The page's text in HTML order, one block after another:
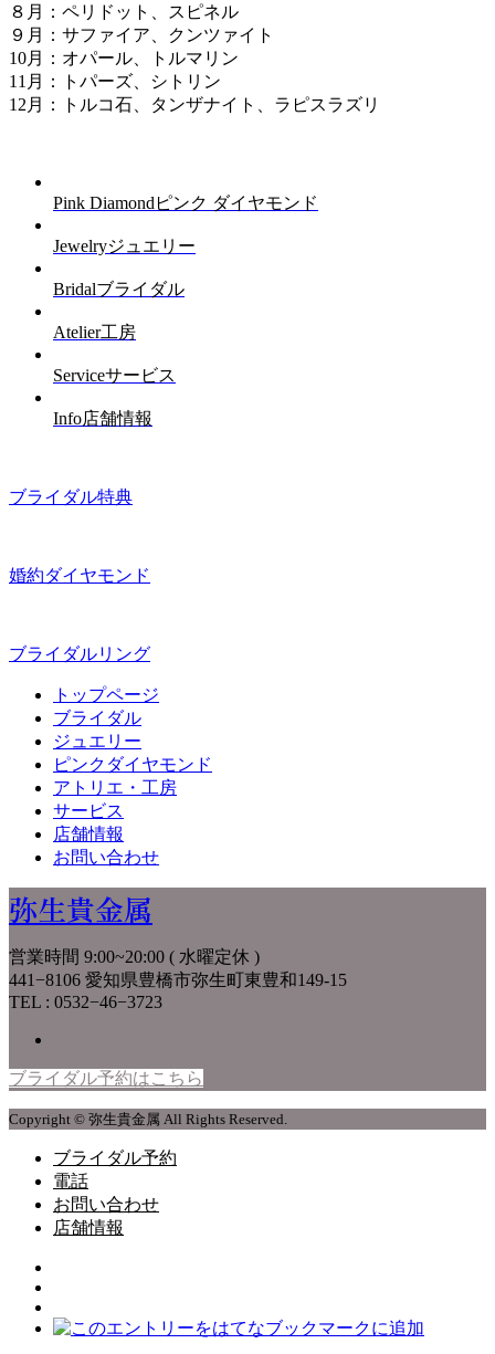
８月：ペリドット、スピネル
９月：サファイア、クンツァイト
10月：オパール、トルマリン
11月：トパーズ、シトリン
12月：トルコ石、タンザナイト、ラピスラズリ
Pink Diamond ピンク ダイヤモンド
Jewelryジュエリー
Bridalブライダル
Atelier工房
Serviceサービス
Info店舗情報
ブライダル特典
婚約ダイヤモンド
ブライダルリング
トップページ
ブライダル
ジュエリー
ピンクダイヤモンド
アトリエ・工房
サービス
店舗情報
お問い合わせ
弥生貴金属
営業時間 9:00~20:00 ( 水曜定休 )
441−8106 愛知県豊橋市弥生町東豊和149-15
TEL : 0532−46−3723
ブライダル予約はこちら
Copyright © 弥生貴金属 All Rights Reserved.
ブライダル予約
電話
お問い合わせ
店舗情報